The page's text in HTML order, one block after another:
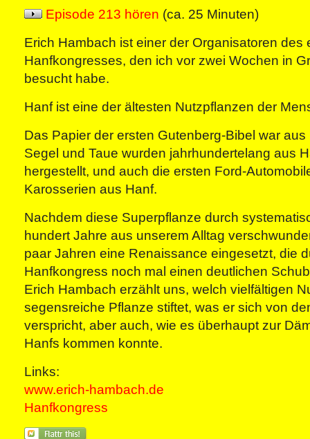
Episode 213 hören (ca. 25 Minuten)
Erich Hambach ist einer der Organisatoren des
Hanfkongresses, den ich vor zwei Wochen in
besucht habe.
Hanf ist eine der ältesten Nutzpflanzen der
Das Papier der ersten Gutenberg-Bibel war
Segel und Taue wurden jahrhundertelang aus
hergestellt, und auch die ersten Ford-
Karosserien aus Hanf.
Nachdem diese Superpflanze durch
hundert Jahre aus unserem Alltag
paar Jahren eine Renaissance eingesetzt, die
Hanfkongress noch mal einen deutlichen
Erich Hambach erzählt uns, welch vielfältigen
segensreiche Pflanze stiftet, was er sich von
verspricht, aber auch, wie es überhaupt zur
Hanfs kommen konnte.
Links:
www.erich-hambach.de
Hanfkongress